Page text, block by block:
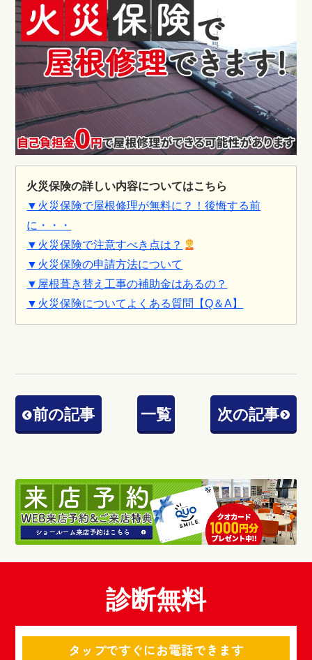
火災保険の詳しい内容についてはこちら
▼火災保険で屋根修理が無料に？！後悔する前
に・・・
▼火災保険で注意すべき点は？
▼火災保険の申請方法について
▼屋根葺き替え工事の補助金はあるの？
▼火災保険についてよくある質問【Q＆A】
前の記事 一覧 次の記事
診断無料
タップですぐにお電話できます